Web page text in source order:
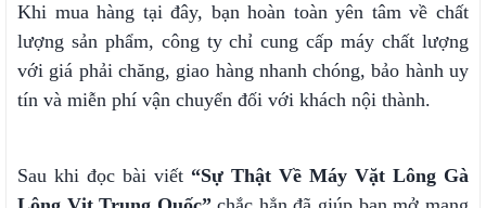
Khi mua hàng tại đây, bạn hoàn toàn yên tâm về chất
lượng sản phẩm, công ty chỉ cung cấp máy chất lượng
với giá phải chăng, giao hàng nhanh chóng, bảo hành uy
tín và miễn phí vận chuyển đối với khách nội thành.
Sau khi đọc bài viết “Sự Thật Về Máy Vặt Lông Gà